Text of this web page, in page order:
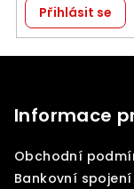
Přihlásit se
Informace
Obchodní
Bankovní spojení